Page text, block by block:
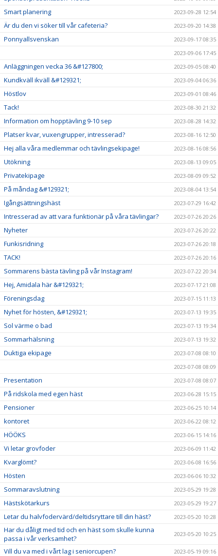
Smart planering 2023-09-28 12:54
Är du den vi söker till vår cafeteria? 2023-09-20 14:38
Ponnyallsvenskan
2023-09-17 08:35
2023-09-06 17:45
Anläggningen vecka 36 &#127800; 2023-09-05 08:40
Kundkväll ikväll &#129321; 2023-09-04 06:36
Höstlov 2023-09-01 08:46
Tack! 2023-08-30 21:32
Information om hopptävling 9-10 sep 2023-08-28 14:32
Platser kvar, vuxengrupper, intresserad? 2023-08-16 12:50
Hej alla våra medlemmar och tävlingsekipage! 2023-08-16 08:56
Utökning 2023-08-13 09:05
Privatekipage 2023-08-09 09:52
På måndag &#129321; 2023-08-04 13:54
Igångsättningshäst 2023-07-29 16:42
Intresserad av att vara funktionär på våra tävlingar? 2023-07-26 20:26
Nyheter 2023-07-26 20:22
Funkisridning 2023-07-26 20:18
TACK! 2023-07-26 20:16
Sommarens bästa tävling på vår Instagram! 2023-07-22 20:34
Hej, Amidala här &#129321; 2023-07-17 21:08
Föreningsdag 2023-07-15 11:13
Nyhet för hösten, &#129321; 2023-07-13 19:35
Sol värme o bad 2023-07-13 19:34
Sommarhälsning 2023-07-13 19:32
Duktiga ekipage
2023-07-08 08:10
2023-07-08 08:09
Presentation 2023-07-08 08:07
På ridskola med egen häst 2023-06-28 15:15
Pensioner 2023-06-25 10:14
kontoret 2023-06-22 08:12
HÖÖKS 2023-06-15 14:16
Vi letar grovfoder 2023-06-09 11:42
Kvarglömt? 2023-06-08 16:56
Hösten 2023-06-06 10:32
Sommaravslutning 2023-05-29 19:28
Hästskötarkurs 2023-05-29 19:27
Letar du halvfodervärd/deltidsryttare till din häst? 2023-05-20 10:28
Har du dåligt med tid och en häst som skulle kunna
passa i vår verksamhet?
2023-05-20 10:25
Vill du va med i vårt lag i seniorcupen? 2023-05-19 09:16